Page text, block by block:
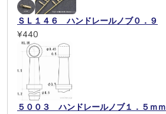
ＳＬ１４６ ハンドレールノブ０．９
¥440
５００３ ハンドレールノブ１．５ｍｍ